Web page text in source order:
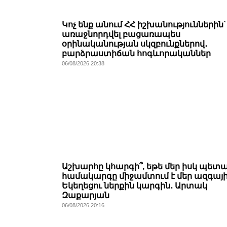
Կոչ ենք անում ՀՀ իշխանություններին`
առաջնորդվել բացառապես
օրինականության սկզբունքներով․
բարձրաստիճան հոգևորականներ
06/08/2026 20:38
Աշխարհը կհարգի՞, եթե մեր իսկ
համակարգը միջամտում է մեր
Եկեղեցու ներքին կարգին․ Արտակ
Զաքարյան
06/08/2026 20:16